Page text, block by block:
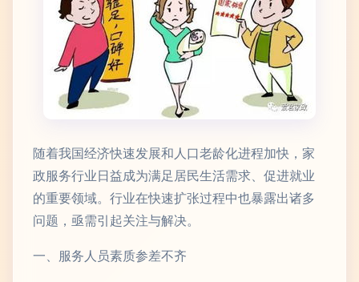
随着我国经济快速发展和人口老龄化进程加快，家
政服务行业日益成为满足居民生活需求、促进就业
的重要领域。行业在快速扩张过程中也暴露出诸多
问题，亟需引起关注与解决。
一、服务人员素质参差不齐